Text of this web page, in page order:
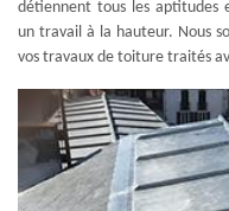
détiennent tous les aptitudes
un travail à la hauteur. Nous
vos travaux de toiture traités